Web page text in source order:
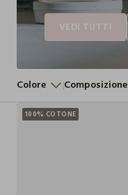
Colore Composizione
100% COTONE